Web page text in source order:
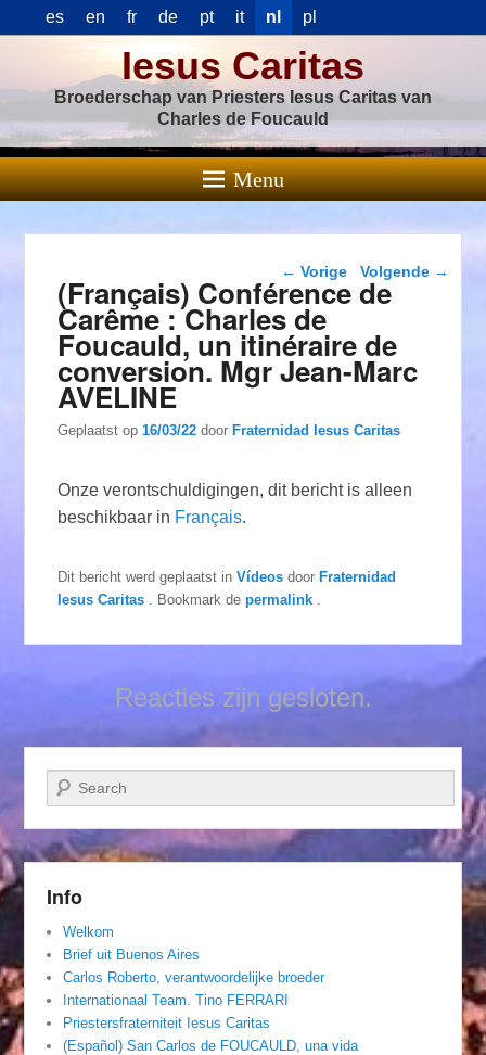
es en fr de pt it nl pl
Iesus Caritas
Broederschap van Priesters Iesus Caritas van
Charles de Foucauld
Menu
Berichtnavigatie
← Vorige Volgende →
(Français) Conférence de
Carême : Charles de
Foucauld, un itinéraire de
conversion. Mgr Jean-Marc
AVELINE
Geplaatst op16/03/22 doorFraternidad Iesus Caritas
Onze verontschuldigingen, dit bericht is alleen
beschikbaar in Français.
Dit bericht werd geplaatst inVídeos doorFraternidad
Iesus Caritas
. Bookmark depermalink
Reacties zijn gesloten.
Zoeken
Info
Welkom
Brief uit Buenos Aires
Carlos Roberto, verantwoordelijke broeder
Internationaal Team. Tino FERRARI
Priestersfraterniteit Iesus Caritas
(Español) San Carlos de FOUCAULD, una vida